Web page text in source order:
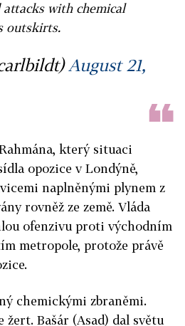
attacks with chemical
outskirts.
August 21,
který situaci
opozice v Londýně,
naplněnými plynem z
rovněž ze země. Vláda
ofenzivu proti východním
metropole, protože právě
chemickými zbraněmi.
žert. Bašár (Asad) dal světu